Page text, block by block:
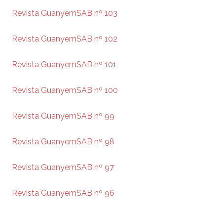
Revista GuanyemSAB nº 103
Revista GuanyemSAB nº 102
Revista GuanyemSAB nº 101
Revista GuanyemSAB nº 100
Revista GuanyemSAB nº 99
Revista GuanyemSAB nº 98
Revista GuanyemSAB nº 97
Revista GuanyemSAB nº 96